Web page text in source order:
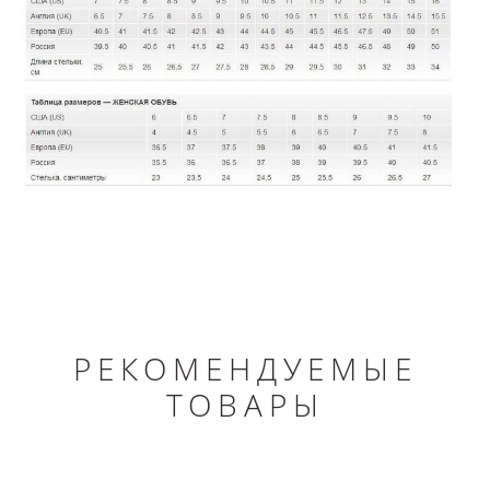
РЕКОМЕНДУЕМЫЕ
ТОВАРЫ